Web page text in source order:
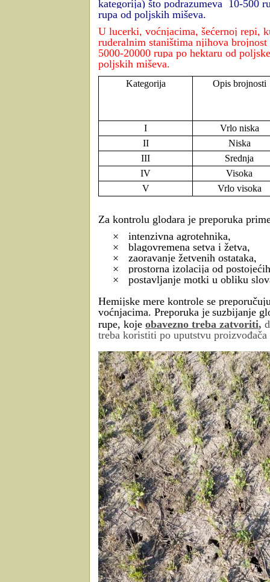
kategorija) što podrazumeva 10-500
rupa od poljskih miševa.
U lucerki, voćnjacima, šećernoj repi,
ruderalnim staništima njihova
5000-20000 rupa po hektaru od
poljskih miševa.
Kategorija Opis brojnosti
I
Vrlo niska
II
Niska
III
Srednja
IV
Visoka
V
Vrlo visoka
Za kontrolu glodara je preporuka
×
intenzivna agrotehnika,
×
blagovremena setva i žetva,
×
zaoravanje žetvenih ostataka,
×
prostorna izolacija od
×
postavljanje motki u obliku
Hemijske mere kontrole se
voćnjacima. Preporuka je suzbijanje
rupe, koje obavezno treba zatvoriti,
treba koristiti po uputstvu